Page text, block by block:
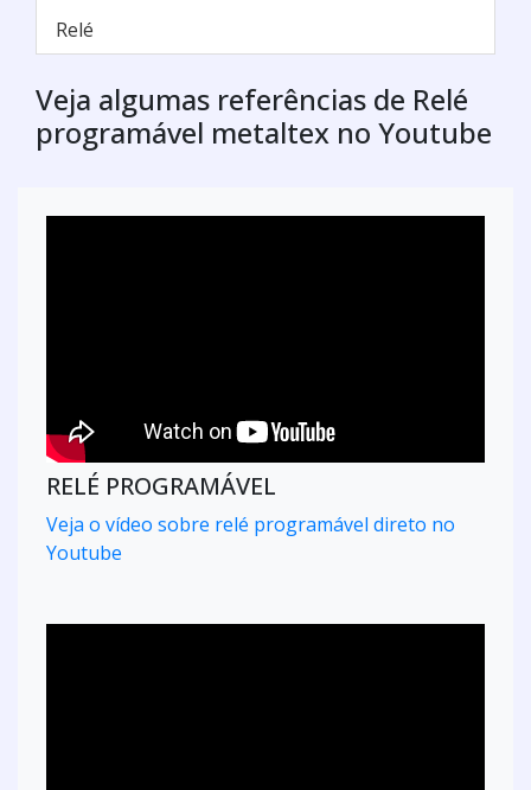
PW Servie, uma empresa que possui como
soluções rápidas e eficazes.A empresa oferece
manutençã...